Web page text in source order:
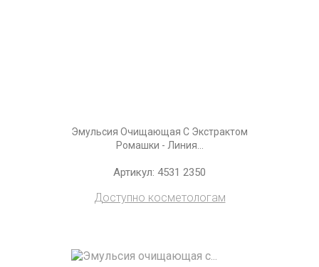
Эмульсия Очищающая С Экстрактом
Ромашки - Линия...
Артикул: 4531 2350
Доступно косметологам